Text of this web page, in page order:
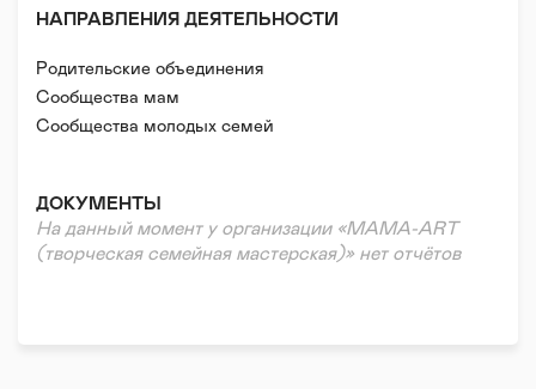
самые маленькие ручки могли не только
лучший в мире результат.
НАПРАВЛЕНИЯ ДЕЯТЕЛЬНОСТИ
Родительские объединения
Сообщества мам
Сообщества молодых семей
ДОКУМЕНТЫ
На данный момент у организации «MAMA-ART
(творческая семейная мастерская)» нет отчётов